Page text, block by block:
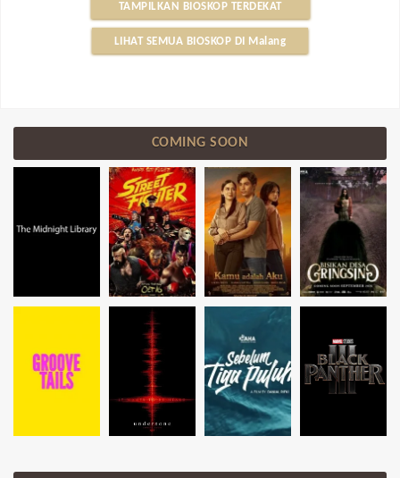
TAMPILKAN BIOSKOP TERDEKAT
LIHAT SEMUA BIOSKOP DI Malang
COMING SOON